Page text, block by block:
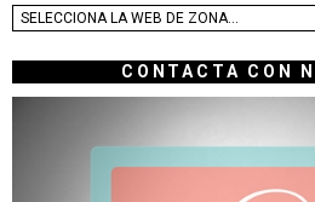
CONTACTA CON